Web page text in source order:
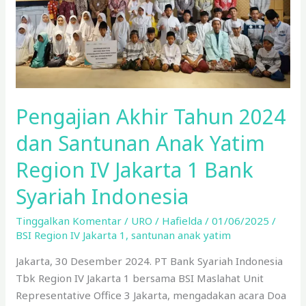
Pengajian Akhir Tahun 2024
dan Santunan Anak Yatim
Region IV Jakarta 1 Bank
Syariah Indonesia
Tinggalkan Komentar / URO / Hafielda/01/06/2025/
BSI Region IV Jakarta 1 ,santunan anak yatim
Jakarta, 30 Desember 2024. PT Bank Syariah Indonesia
Tbk Region IV Jakarta 1 bersama BSI Maslahat Unit
Representative Office 3 Jakarta, mengadakan acara Doa
Anak
Yatim
Region
IV
Jakarta
Bank
Syariah
Indonesia